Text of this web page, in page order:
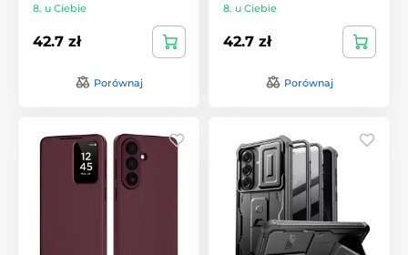
8. u Ciebie
42.7 zł
Porównaj
8. u Ciebie
42.7 zł
Porównaj